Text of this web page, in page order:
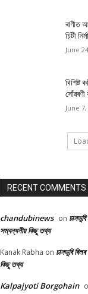
ৰাণীত
চিটী
June
বিশিষ্ট
সোঁৱৰণী
June
RECENT COMMENTS
chandubinews on
সম্বন্ধনীয় কিছু তথ্য
Kanak Rabha on চানডুবি
কিছু তথ্য
Kalpajyoti Borgohain